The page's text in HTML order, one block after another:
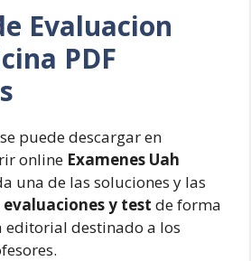
Evaluacion
PDF
puede descargar en
online Examenes Uah
una de las soluciones y las
evaluaciones y test de forma
editorial destinado a los